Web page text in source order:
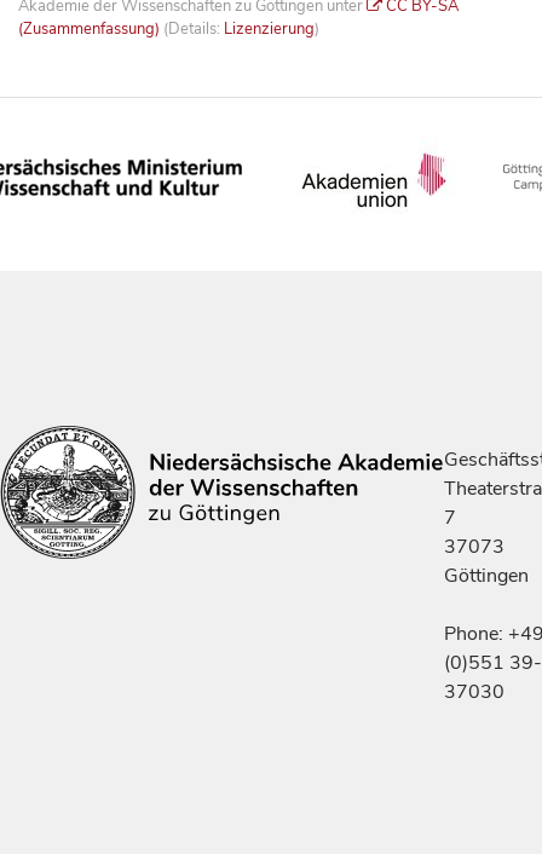
Akademie der Wissenschaften zu Göttingen unter
CC BY-SA
(Zusammenfassung) (Details: Lizenzierung)
7
37073
Göttingen
Phone:
(0)551 39-
37030